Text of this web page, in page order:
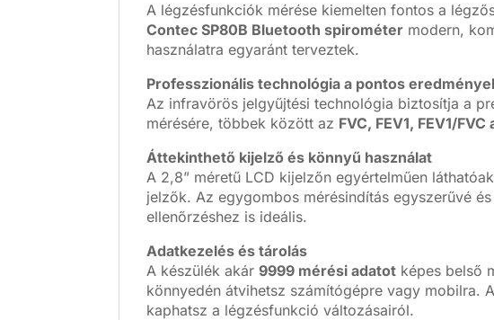
A légzésfunkciók mérése kiemelten fontos a
Contec SP80B Bluetooth spirométer modern,
használatra egyaránt terveztek.
Professzionális technológia a pontos
Az infravörös jelgyűjtési technológia biztosítja a
mérésére, többek között az FVC, FEV1, FEV1/
Áttekinthető kijelző és könnyű használat
A 2,8” méretű LCD kijelzőn egyértelműen
jelzők. Az egygombos mérésindítás egyszerűvé
ellenőrzéshez is ideális.
Adatkezelés és tárolás
A készülék akár 9999 mérési adatot képes belső
könnyedén átvihetsz számítógépre vagy mobilra.
kaphatsz a légzésfunkció változásairól.